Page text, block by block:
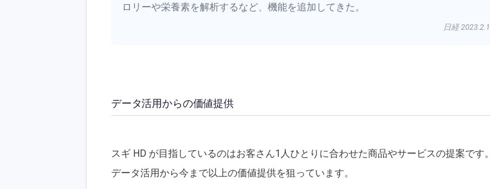
ロリーや栄養素を解析するなど、機能を追加してきた。
日経 2023.2.1
データ活用からの価値提供
スギ HD が目指しているのはお客さん1人ひとりに合わせた商品やサービスの提案です。
データ活用から今まで以上の価値提供を狙っています。